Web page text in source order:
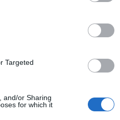
Targeted
and/or Sharing
for which it
che tipo
quel
come